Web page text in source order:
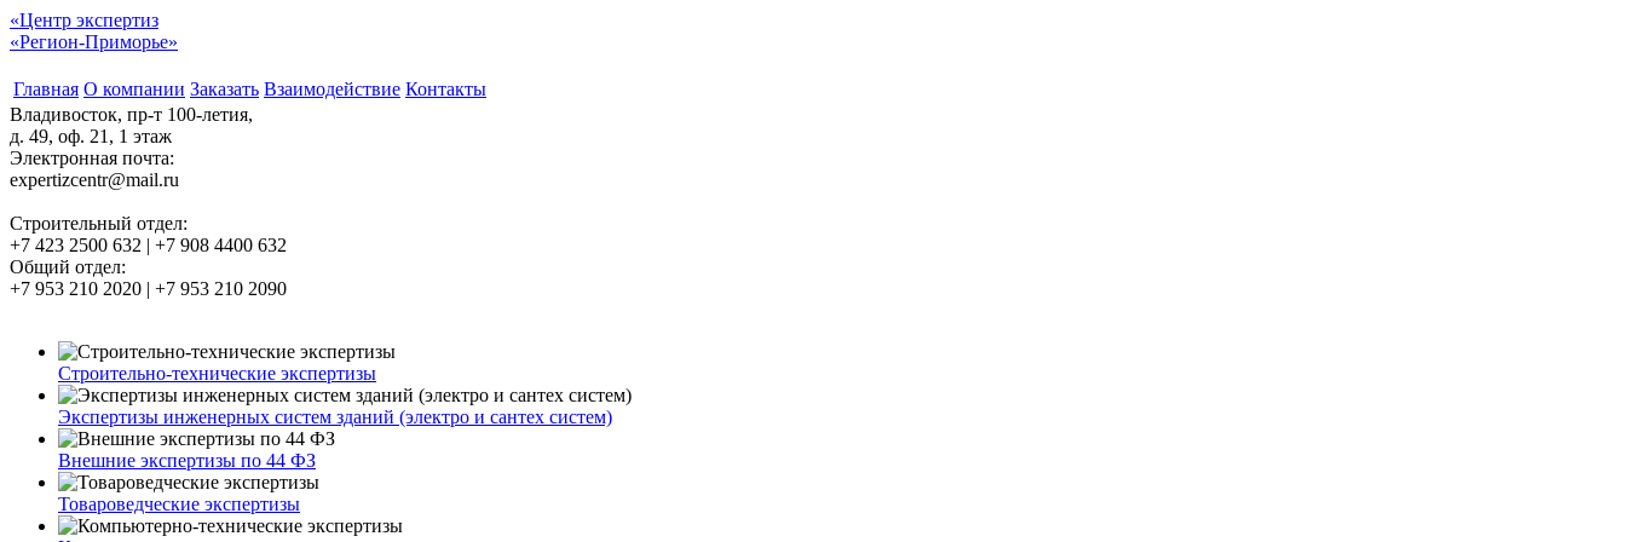
«Центр экспертиз
«Регион-Приморье»
Главная О компании Заказать Взаимодействие Контакты
Владивосток, пр-т 100-летия,
д. 49, оф. 21, 1 этаж
Электронная почта:
expertizcentr@mail.ru
Строительный отдел:
+7 423 2500 632 | +7 908 4400 632
Общий отдел:
+7 953 210 2020 | +7 953 210 2090
Строительно-технические экспертизы
Экспертизы инженерных систем зданий (электро и сантех систем)
Внешние экспертизы по 44 ФЗ
Товароведческие экспертизы